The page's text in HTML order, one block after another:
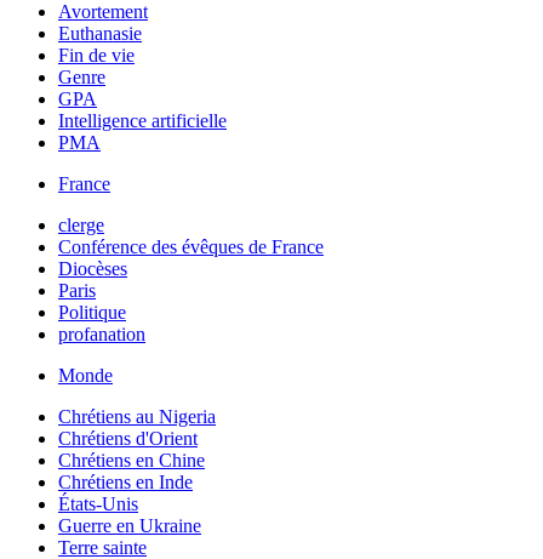
Avortement
Euthanasie
Fin de vie
Genre
GPA
Intelligence artificielle
PMA
France
clerge
Conférence des évêques de France
Diocèses
Paris
Politique
profanation
Monde
Chrétiens au Nigeria
Chrétiens d'Orient
Chrétiens en Chine
Chrétiens en Inde
États-Unis
Guerre en Ukraine
Terre sainte